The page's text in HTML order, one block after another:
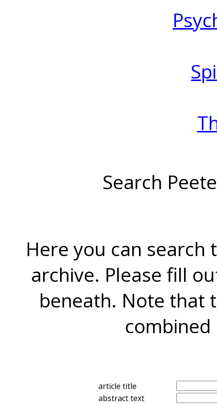
Search
Here you can search
archive. Please fill
beneath. Note that
combined
article title
abstract text